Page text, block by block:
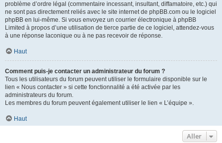
problème d’ordre légal (commentaire incessant, insultant, diffamatoire, etc.) qui
ne sont pas directement reliés avec le site internet de phpBB.com ou le logiciel
phpBB en lui-même. Si vous envoyez un courrier électronique à phpBB
Limited à propos d’une utilisation de tierce partie de ce logiciel, attendez-vous
à une réponse laconique ou à ne pas recevoir de réponse.
Haut
Comment puis-je contacter un administrateur du forum ?
Tous les utilisateurs du forum peuvent utiliser le formulaire disponible sur le
lien « Nous contacter » si cette fonctionnalité a été activée par les
administrateurs du forum.
Les membres du forum peuvent également utiliser le lien « L’équipe ».
Haut
Aller